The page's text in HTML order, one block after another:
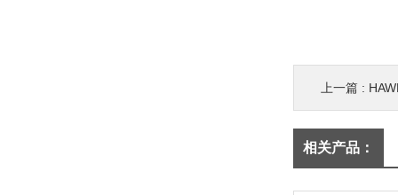
上一篇 :
相关产品：